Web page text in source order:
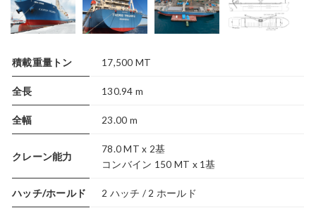
積載重量トン 17,500 MT
全長 130.94 m
全幅 23.00 m
クレーン能力
78.0 MT x 2基
コンバイン 150 MT x 1基
ハッチ/ホールド 2 ハッチ / 2 ホールド